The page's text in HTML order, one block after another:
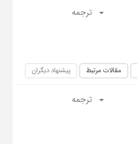
ترجمه
مقالات مرتبط پیشنهاد دیگران
ترجمه